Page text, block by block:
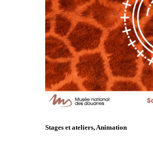
Stages et ateliers, Animation